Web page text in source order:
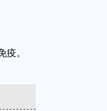
。